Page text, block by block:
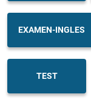
EXAMEN-INGLES
TEST